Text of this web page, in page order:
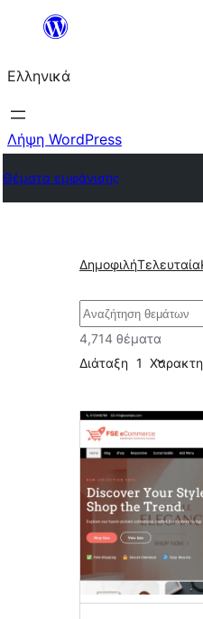
Μετάβαση
περιεχόμενο
Ελληνικά
Λήψη WordPress
Θέματα εμφάνισης
ΔημοφιλήΤελευταία
Αναζήτηση
4,714 θέματα
Διάταξη 1
Αριστερή
πλευρική